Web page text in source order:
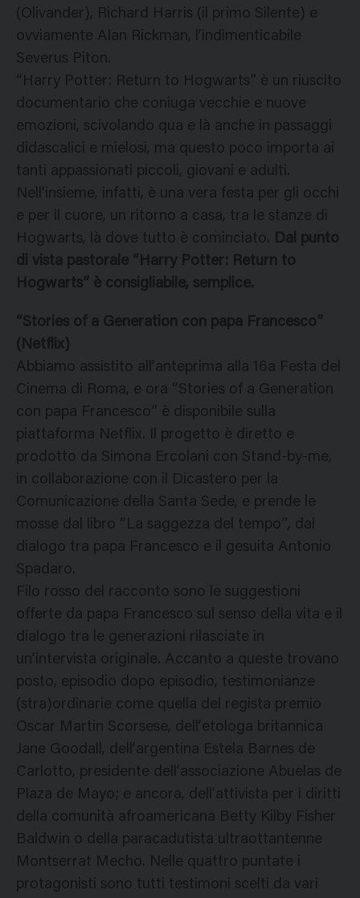
(Olivander), Richard Harris (il primo Silente) e
ovviamente Alan Rickman, l’indimenticabile
Severus Piton.
“Harry Potter: Return to Hogwarts” è un riuscito
documentario che coniuga vecchie e nuove
emozioni, scivolando qua e là anche in passaggi
didascalici e mielosi, ma questo poco importa ai
tanti appassionati piccoli, giovani e adulti.
Nell’insieme, infatti, è una vera festa per gli occhi
e per il cuore, un ritorno a casa, tra le stanze di
Hogwarts, là dove tutto è cominciato. Dal punto
di vista pastorale “Harry Potter: Return to
Hogwarts” è consigliabile, semplice.
“Stories of a Generation con papa Francesco”
(Netflix)
Abbiamo assistito all’anteprima alla 16a Festa del
Cinema di Roma, e ora “Stories of a Generation
con papa Francesco” è disponibile sulla
piattaforma Netflix. Il progetto è diretto e
prodotto da Simona Ercolani con Stand-by-me,
in collaborazione con il Dicastero per la
Comunicazione della Santa Sede, e prende le
mosse dal libro “La saggezza del tempo”, dal
dialogo tra papa Francesco e il gesuita Antonio
Spadaro.
Filo rosso del racconto sono le suggestioni
offerte da papa Francesco sul senso della vita e il
dialogo tra le generazioni rilasciate in
un’intervista originale. Accanto a queste trovano
posto, episodio dopo episodio, testimonianze
(stra)ordinarie come quella del regista premio
Oscar Martin Scorsese, dell’etologa britannica
Jane Goodall, dell’argentina Estela Barnes de
Carlotto, presidente dell’associazione Abuelas de
Plaza de Mayo; e ancora, dell’attivista per i diritti
della comunità afroamericana Betty Kilby Fisher
Baldwin o della paracadutista ultraottantenne
Montserrat Mecho. Nelle quattro puntate i
protagonisti sono tutti testimoni scelti da vari